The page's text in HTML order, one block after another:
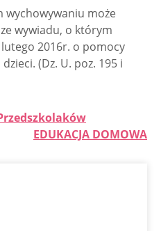
wychowywaniu może
wywiadu, o którym
2016r. o pomocy
(Dz. U. poz. 195 i
EDUKACJA DOMOWA